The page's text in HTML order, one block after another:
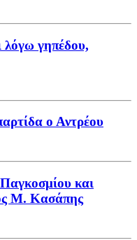
λόγω γηπέδου,
ο Αντρέου
και
Μ. Κασάπης